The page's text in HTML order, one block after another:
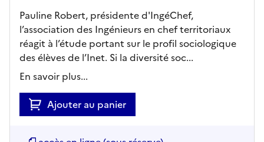
Pauline Robert, présidente d'IngéChef,
l’association des Ingénieurs en chef territoriaux
réagit à l’étude portant sur le profil sociologique
des élèves de l’Inet. Si la diversité soc...
En savoir plus...
Ajouter au panier